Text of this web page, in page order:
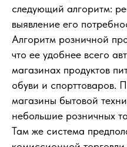
следующий алгоритм:
выявление его
Алгоритм розничной
что ее удобнее всего
магазинах продуктов
обуви и спорттоваров.
магазины бытовой
небольшие розничных
Там же система